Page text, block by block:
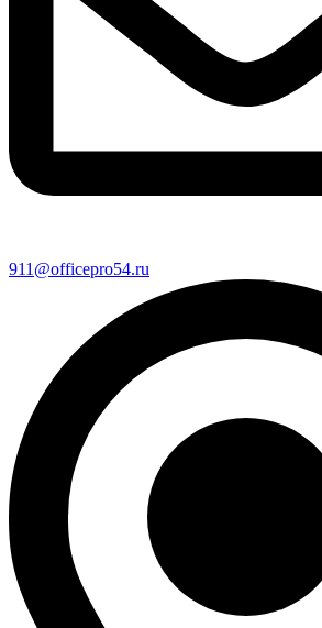
911@officepro54.ru